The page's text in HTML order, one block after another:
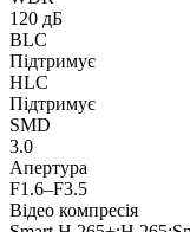
120 дБ
BLC
Підтримує
HLC
Підтримує
SMD
3.0
Апертура
F1.6–F3.5
Відео компресія